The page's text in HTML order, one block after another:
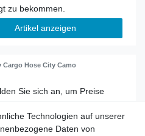
Artikel anzeigen
Cargo Hose City Camo
Artikel anzeigen
Technologien auf unserer
Daten von